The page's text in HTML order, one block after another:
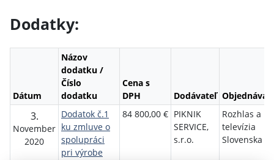
Dodatky:
Dátum
Názov
dodatku /
Číslo
dodatku
Cena s
DPH
Dodávateľ
3.
November
2020
Dodatok č.1
ku zmluve o
spolupráci
pri výrobe
84 800,00 € PIKNIK
SERVICE,
s.r.o.
Rozhlas a
televízia
Slovenska